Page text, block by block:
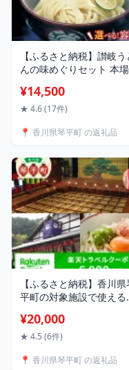
【ふるさと納税】讃岐う
んの味めぐりセット 本場
手打ち製法 伝統 詰合せ 讃
岐 うどん 讃岐うどん 生
うどん 釜揚げ うどんつゆ
食品 名産品 四国 F5J-
440var
¥14,500
★ 4.6 (17件)
📍 香川県琴平町 の返礼品
【ふるさと納税】香川県
平町の対象施設で使える
20,000円 旅行券 旅行クー
ポン 楽天 楽天トラベル ク
宿泊 ホテル 旅館 観光 旅
¥20,000
★ 4.5 (6件)
📍 香川県琴平町 の返礼品